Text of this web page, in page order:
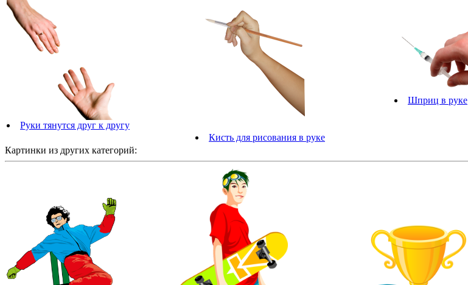
Руки тянутся друг к другу
Кисть для рисования в руке
Шприц в руке
Картинки из других категорий: